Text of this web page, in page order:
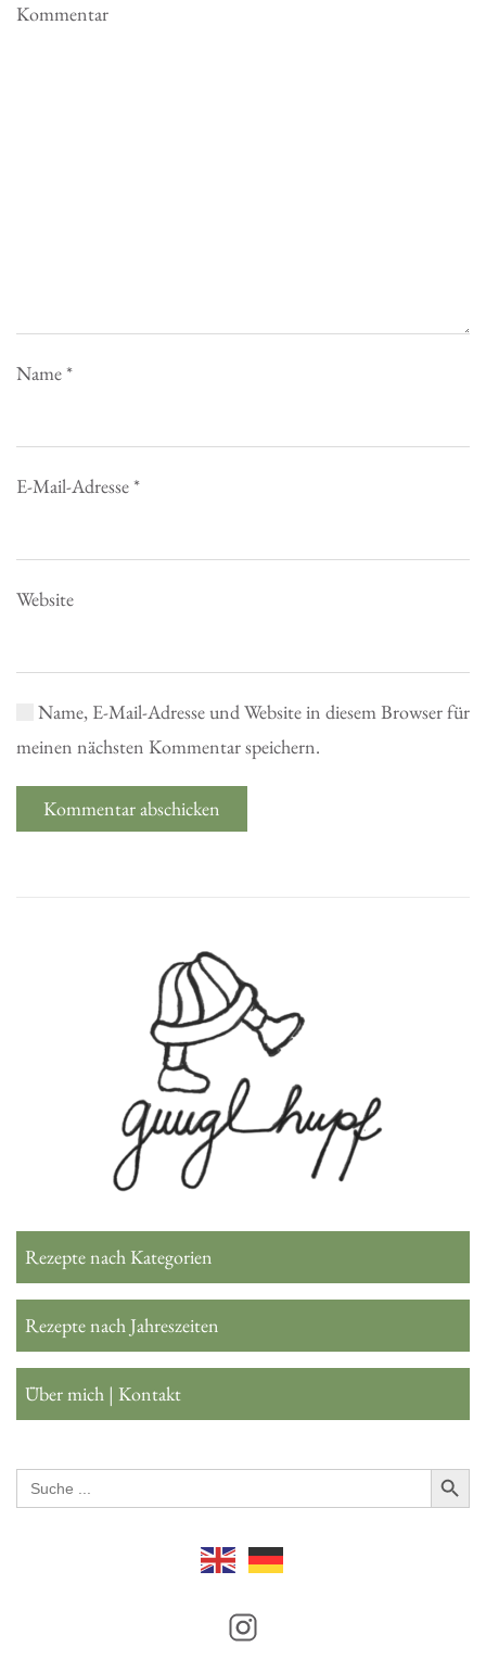
Kommentar
Name*
E-Mail-Adresse*
Website
Name, E-Mail-Adresse und Website in diesem Browser für
meinen nächsten Kommentar speichern.
Kommentar abschicken
Rezepte nach Kategorien
Rezepte nach Jahreszeiten
Über mich | Kontakt
Search
for:
Search Button